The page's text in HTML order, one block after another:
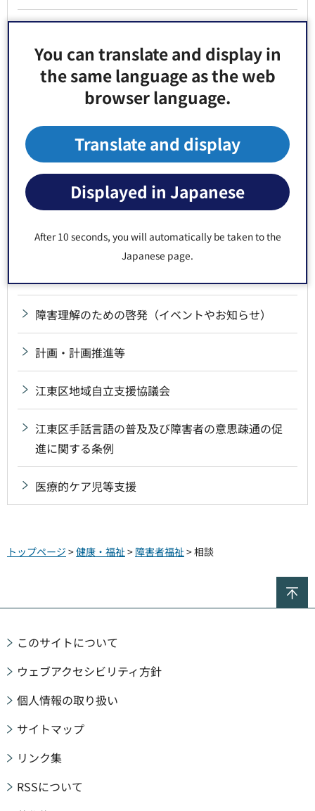
You can translate and display in
the same language as the web
browser language.
Translate and display
Displayed in Japanese
After 10 seconds, you will automatically be taken to the
Japanese page.
各種サービス
特別支援学校
雇用・就労
障害福祉サービス費等に係る請求等（事業者向
障害理解のための啓発（イベントやお知らせ）
計画・計画推進等
江東区地域自立支援協議会
江東区手話言語の普及及び障害者の意思疎通の促
進に関する条例
医療的ケア児等支援
トップページ >健康・福祉 > 障害者福祉 > 相談
このサイトについて
ウェブアクセシビリティ方針
個人情報の取り扱い
サイトマップ
リンク集
RSSについて